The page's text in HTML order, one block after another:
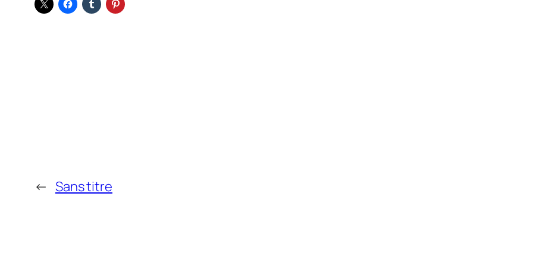
← Sans titre